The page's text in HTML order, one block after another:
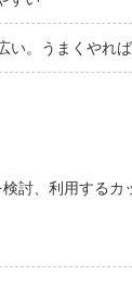
。うまくやれ
討、利用する